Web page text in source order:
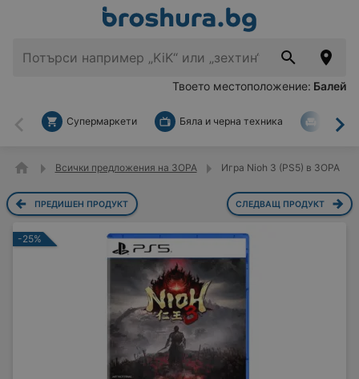
Твоето местоположение: Балей
Назад
Супермаркети Бяла и черна техника За
Всички предложения на ЗОРА Игра Nioh 3 (PS5) в ЗОРА
ПРЕДИШЕН ПРОДУКТ СЛЕДВАЩ ПРОДУКТ
-25%